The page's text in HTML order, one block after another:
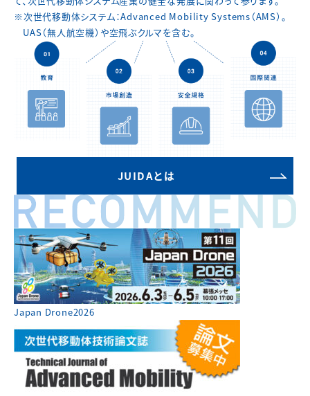
※次世代移動体システム：Advanced Mobility Systems（AMS）。
UAS（無人航空機）や空飛ぶクルマを含む。
JUIDAとは
Japan Drone2026